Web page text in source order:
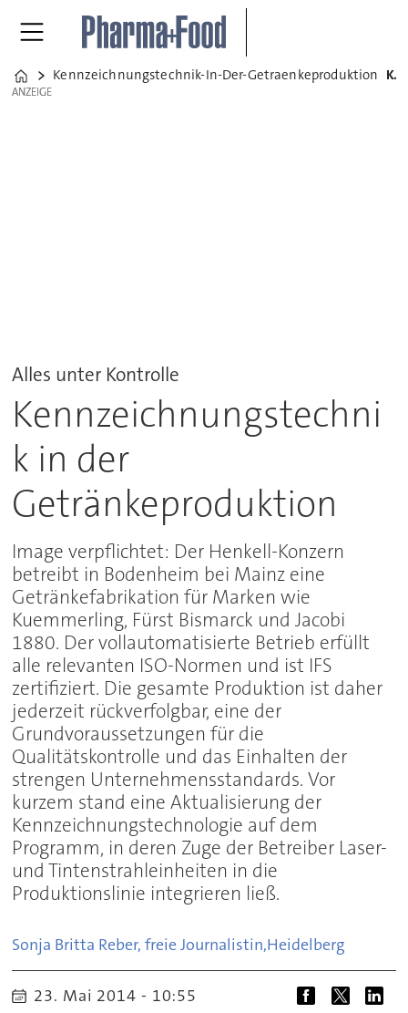
Home
Kennzeichnungstechnik-In-Der-Getraenkeproduktion Kennzeichnungstechnik in der Getränkeproduktion
ANZEIGE
ANZEIGE
Alles unter Kontrolle
Kennzeichnungstechni
k in der
Getränkeproduktion
Image verpflichtet: Der Henkell-Konzern
betreibt in Bodenheim bei Mainz eine
Getränkefabrikation für Marken wie
Kuemmerling, Fürst Bismarck und Jacobi
1880. Der vollautomatisierte Betrieb erfüllt
alle relevanten ISO-Normen und ist IFS
zertifiziert. Die gesamte Produktion ist daher
jederzeit rückverfolgbar, eine der
Grundvoraussetzungen für die
Qualitätskontrolle und das Einhalten der
strengen Unternehmensstandards. Vor
kurzem stand eine Aktualisierung der
Kennzeichnungstechnologie auf dem
Programm, in deren Zuge der Betreiber Laser-
und Tintenstrahleinheiten in die
Produktionslinie integrieren ließ.
Sonja Britta Reber, freie Journalistin,Heidelberg
23. Mai 2014 - 10:55